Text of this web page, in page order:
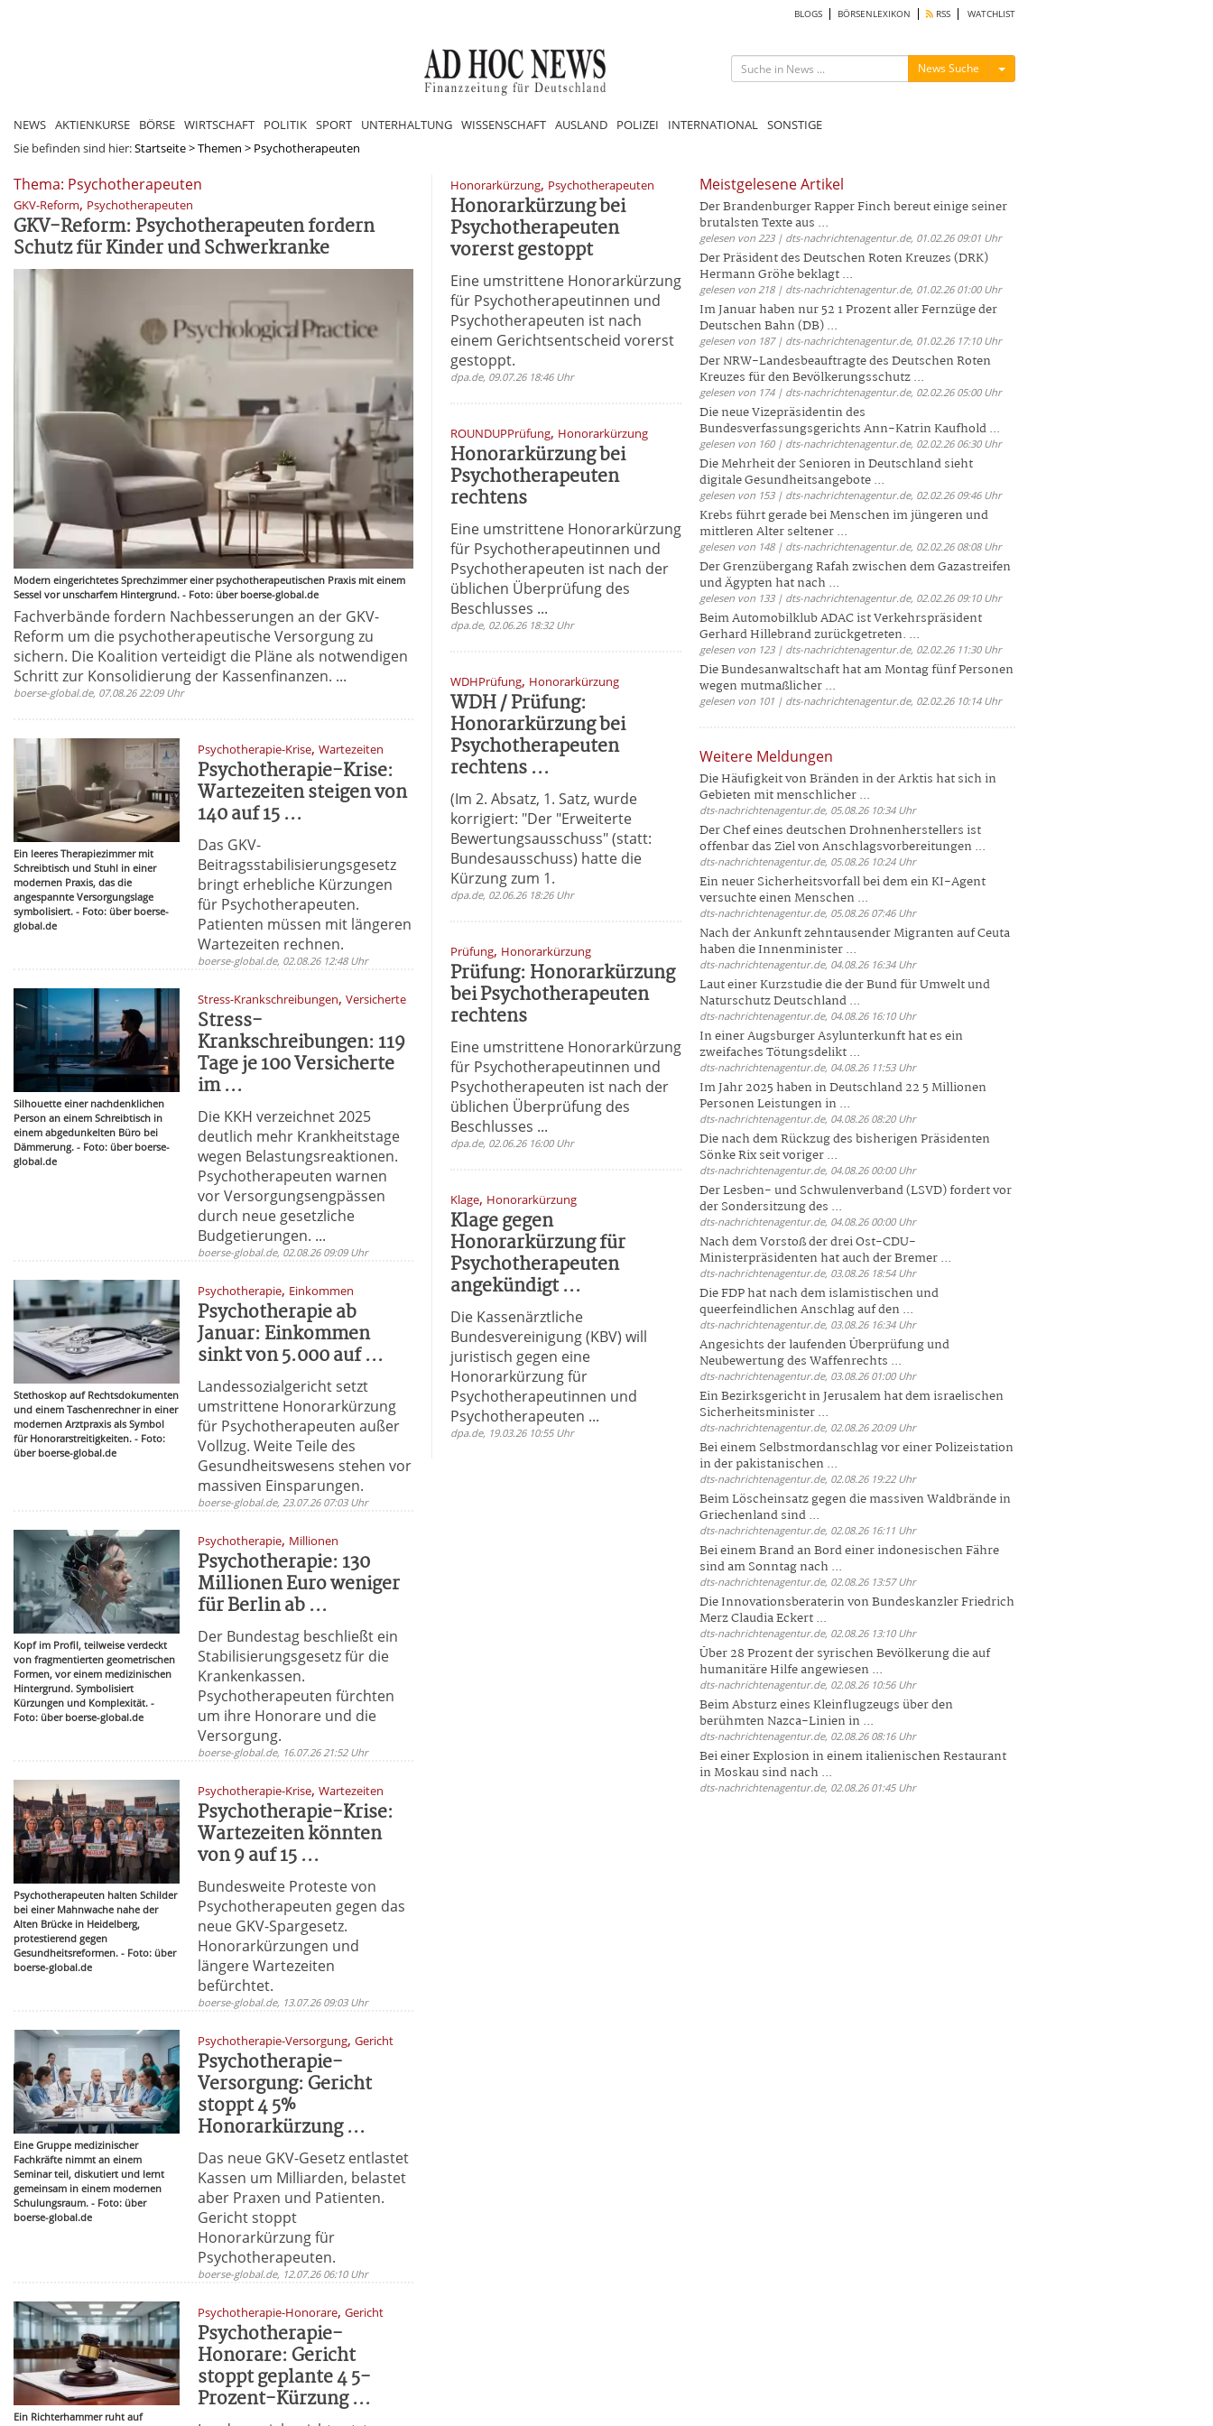
BLOGS BÖRSENLEXIKON RSS WATCHLIST
News Suche Menü ein-/ausblenden
NEWS AKTIENKURSE BÖRSE WIRTSCHAFT POLITIK SPORT UNTERHALTUNG WISSENSCHAFT AUSLAND POLIZEI INTERNATIONAL SONSTIGE
Sie befinden sind hier:Startseite>Themen > Psychotherapeuten
Thema: Psychotherapeuten
GKV-Reform, Psychotherapeuten
GKV-Reform: Psychotherapeuten fordern
Schutz für Kinder und Schwerkranke
Modern eingerichtetes Sprechzimmer einer psychotherapeutischen Praxis mit einem
Sessel vor unscharfem Hintergrund. - Foto: über boerse-global.de
Fachverbände fordern Nachbesserungen an der GKV-
Reform um die psychotherapeutische Versorgung zu
sichern. Die Koalition verteidigt die Pläne als notwendigen
Schritt zur Konsolidierung der Kassenfinanzen. ...
boerse-global.de, 07.08.26 22:09 Uhr
Ein leeres Therapiezimmer mit
Schreibtisch und Stuhl in einer
modernen Praxis, das die
angespannte Versorgungslage
symbolisiert. - Foto: über boerse-
global.de
Psychotherapie-Krise,Wartezeiten
Psychotherapie-Krise:
Wartezeiten steigen von
140 auf 15 ...
Das GKV-
Beitragsstabilisierungsgesetz
bringt erhebliche Kürzungen
für Psychotherapeuten.
Patienten müssen mit längeren
Wartezeiten rechnen.
boerse-global.de, 02.08.26 12:48 Uhr
Silhouette einer nachdenklichen
Person an einem Schreibtisch in
einem abgedunkelten Büro bei
Dämmerung. - Foto: über boerse-
global.de
Stress-Krankschreibungen,Versicherte
Stress-
Krankschreibungen: 119
Tage je 100 Versicherte
im ...
Die KKH verzeichnet 2025
deutlich mehr Krankheitstage
wegen Belastungsreaktionen.
Psychotherapeuten warnen
vor Versorgungsengpässen
durch neue gesetzliche
Budgetierungen. ...
boerse-global.de, 02.08.26 09:09 Uhr
Stethoskop auf Rechtsdokumenten
und einem Taschenrechner in einer
modernen Arztpraxis als Symbol
für Honorarstreitigkeiten. - Foto:
über boerse-global.de
Psychotherapie, Einkommen
Psychotherapie ab
Januar: Einkommen
sinkt von 5.000 auf ...
Landessozialgericht setzt
umstrittene Honorarkürzung
für Psychotherapeuten außer
Vollzug. Weite Teile des
Gesundheitswesens stehen vor
massiven Einsparungen.
boerse-global.de, 23.07.26 07:03 Uhr
Kopf im Profil, teilweise verdeckt
von fragmentierten geometrischen
Formen, vor einem medizinischen
Hintergrund. Symbolisiert
Kürzungen und Komplexität. -
Foto: über boerse-global.de
Psychotherapie, Millionen
Psychotherapie: 130
Millionen Euro weniger
für Berlin ab ...
Der Bundestag beschließt ein
Stabilisierungsgesetz für die
Krankenkassen.
Psychotherapeuten fürchten
um ihre Honorare und die
Versorgung.
boerse-global.de, 16.07.26 21:52 Uhr
Psychotherapeuten halten Schilder
bei einer Mahnwache nahe der
Alten Brücke in Heidelberg,
protestierend gegen
Gesundheitsreformen. - Foto: über
boerse-global.de
Psychotherapie-Krise,Wartezeiten
Psychotherapie-Krise:
Wartezeiten könnten
von 9 auf 15 ...
Bundesweite Proteste von
Psychotherapeuten gegen das
neue GKV-Spargesetz.
Honorarkürzungen und
längere Wartezeiten
befürchtet.
boerse-global.de, 13.07.26 09:03 Uhr
Eine Gruppe medizinischer
Fachkräfte nimmt an einem
Seminar teil, diskutiert und lernt
gemeinsam in einem modernen
Schulungsraum. - Foto: über
boerse-global.de
Psychotherapie-Versorgung,Gericht
Psychotherapie-
Versorgung: Gericht
stoppt 4 5%
Honorarkürzung ...
Das neue GKV-Gesetz entlastet
Kassen um Milliarden, belastet
aber Praxen und Patienten.
Gericht stoppt
Honorarkürzung für
Psychotherapeuten.
boerse-global.de, 12.07.26 06:10 Uhr
Ein Richterhammer ruht auf
Psychotherapie-Honorare,Gericht
Psychotherapie-
Honorare: Gericht
stoppt geplante 4 5-
Prozent-Kürzung ...
Honorarkürzung, Psychotherapeuten
Honorarkürzung bei
Psychotherapeuten
vorerst gestoppt
Eine umstrittene Honorarkürzung
für Psychotherapeutinnen und
Psychotherapeuten ist nach
einem Gerichtsentscheid vorerst
gestoppt.
dpa.de, 09.07.26 18:46 Uhr
ROUNDUPPrüfung, Honorarkürzung
Honorarkürzung bei
Psychotherapeuten
rechtens
Eine umstrittene Honorarkürzung
für Psychotherapeutinnen und
Psychotherapeuten ist nach der
üblichen Überprüfung des
Beschlusses ...
dpa.de, 02.06.26 18:32 Uhr
WDHPrüfung, Honorarkürzung
WDH / Prüfung:
Honorarkürzung bei
Psychotherapeuten
rechtens ...
(Im 2. Absatz, 1. Satz, wurde
korrigiert: "Der "Erweiterte
Bewertungsausschuss" (statt:
Bundesausschuss) hatte die
Kürzung zum 1.
dpa.de, 02.06.26 18:26 Uhr
Prüfung, Honorarkürzung
Prüfung: Honorarkürzung
bei Psychotherapeuten
rechtens
Eine umstrittene Honorarkürzung
für Psychotherapeutinnen und
Psychotherapeuten ist nach der
üblichen Überprüfung des
Beschlusses ...
dpa.de, 02.06.26 16:00 Uhr
Klage, Honorarkürzung
Klage gegen
Honorarkürzung für
Psychotherapeuten
angekündigt ...
Die Kassenärztliche
Bundesvereinigung (KBV) will
juristisch gegen eine
Honorarkürzung für
Psychotherapeutinnen und
Psychotherapeuten ...
dpa.de, 19.03.26 10:55 Uhr
Meistgelesene Artikel
Der Brandenburger Rapper Finch bereut einige seiner
brutalsten Texte aus ...
gelesen von 223 | dts-nachrichtenagentur.de, 01.02.26 09:01 Uhr
Der Präsident des Deutschen Roten Kreuzes (DRK)
Hermann Gröhe beklagt ...
gelesen von 218 | dts-nachrichtenagentur.de, 01.02.26 01:00 Uhr
Im Januar haben nur 52 1 Prozent aller Fernzüge der
Deutschen Bahn (DB) ...
gelesen von 187 | dts-nachrichtenagentur.de, 01.02.26 17:10 Uhr
Der NRW-Landesbeauftragte des Deutschen Roten
Kreuzes für den Bevölkerungsschutz ...
gelesen von 174 | dts-nachrichtenagentur.de, 02.02.26 05:00 Uhr
Die neue Vizepräsidentin des
Bundesverfassungsgerichts Ann-Katrin Kaufhold ...
gelesen von 160 | dts-nachrichtenagentur.de, 02.02.26 06:30 Uhr
Die Mehrheit der Senioren in Deutschland sieht
digitale Gesundheitsangebote ...
gelesen von 153 | dts-nachrichtenagentur.de, 02.02.26 09:46 Uhr
Krebs führt gerade bei Menschen im jüngeren und
mittleren Alter seltener ...
gelesen von 148 | dts-nachrichtenagentur.de, 02.02.26 08:08 Uhr
Der Grenzübergang Rafah zwischen dem Gazastreifen
und Ägypten hat nach ...
gelesen von 133 | dts-nachrichtenagentur.de, 02.02.26 09:10 Uhr
Beim Automobilklub ADAC ist Verkehrspräsident
Gerhard Hillebrand zurückgetreten. ...
gelesen von 123 | dts-nachrichtenagentur.de, 02.02.26 11:30 Uhr
Die Bundesanwaltschaft hat am Montag fünf Personen
wegen mutmaßlicher ...
gelesen von 101 | dts-nachrichtenagentur.de, 02.02.26 10:14 Uhr
Weitere Meldungen
Die Häufigkeit von Bränden in der Arktis hat sich in
Gebieten mit menschlicher ...
dts-nachrichtenagentur.de, 05.08.26 10:34 Uhr
Der Chef eines deutschen Drohnenherstellers ist
offenbar das Ziel von Anschlagsvorbereitungen ...
dts-nachrichtenagentur.de, 05.08.26 10:24 Uhr
Ein neuer Sicherheitsvorfall bei dem ein KI-Agent
versuchte einen Menschen ...
dts-nachrichtenagentur.de, 05.08.26 07:46 Uhr
Nach der Ankunft zehntausender Migranten auf Ceuta
haben die Innenminister ...
dts-nachrichtenagentur.de, 04.08.26 16:34 Uhr
Laut einer Kurzstudie die der Bund für Umwelt und
Naturschutz Deutschland ...
dts-nachrichtenagentur.de, 04.08.26 16:10 Uhr
In einer Augsburger Asylunterkunft hat es ein
zweifaches Tötungsdelikt ...
dts-nachrichtenagentur.de, 04.08.26 11:53 Uhr
Im Jahr 2025 haben in Deutschland 22 5 Millionen
Personen Leistungen in ...
dts-nachrichtenagentur.de, 04.08.26 08:20 Uhr
Die nach dem Rückzug des bisherigen Präsidenten
Sönke Rix seit voriger ...
dts-nachrichtenagentur.de, 04.08.26 00:00 Uhr
Der Lesben- und Schwulenverband (LSVD) fordert vor
der Sondersitzung des ...
dts-nachrichtenagentur.de, 04.08.26 00:00 Uhr
Nach dem Vorstoß der drei Ost-CDU-
Ministerpräsidenten hat auch der Bremer ...
dts-nachrichtenagentur.de, 03.08.26 18:54 Uhr
Die FDP hat nach dem islamistischen und
queerfeindlichen Anschlag auf den ...
dts-nachrichtenagentur.de, 03.08.26 16:34 Uhr
Angesichts der laufenden Überprüfung und
Neubewertung des Waffenrechts ...
dts-nachrichtenagentur.de, 03.08.26 01:00 Uhr
Ein Bezirksgericht in Jerusalem hat dem israelischen
Sicherheitsminister ...
dts-nachrichtenagentur.de, 02.08.26 20:09 Uhr
Bei einem Selbstmordanschlag vor einer Polizeistation
in der pakistanischen ...
dts-nachrichtenagentur.de, 02.08.26 19:22 Uhr
Beim Löscheinsatz gegen die massiven Waldbrände in
Griechenland sind ...
dts-nachrichtenagentur.de, 02.08.26 16:11 Uhr
Bei einem Brand an Bord einer indonesischen Fähre
sind am Sonntag nach ...
dts-nachrichtenagentur.de, 02.08.26 13:57 Uhr
Die Innovationsberaterin von Bundeskanzler Friedrich
Merz Claudia Eckert ...
dts-nachrichtenagentur.de, 02.08.26 13:10 Uhr
Über 28 Prozent der syrischen Bevölkerung die auf
humanitäre Hilfe angewiesen ...
dts-nachrichtenagentur.de, 02.08.26 10:56 Uhr
Beim Absturz eines Kleinflugzeugs über den
berühmten Nazca-Linien in ...
dts-nachrichtenagentur.de, 02.08.26 08:16 Uhr
Bei einer Explosion in einem italienischen Restaurant
in Moskau sind nach ...
dts-nachrichtenagentur.de, 02.08.26 01:45 Uhr